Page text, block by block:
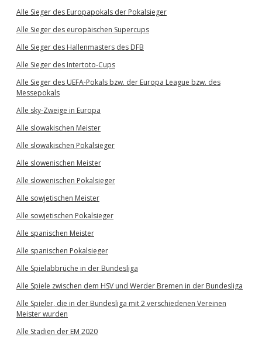
Alle Sieger des Europapokals der Pokalsieger
Alle Sieger des europäischen Supercups
Alle Sieger des Hallenmasters des DFB
Alle Sieger des Intertoto-Cups
Alle Sieger des UEFA-Pokals bzw. der Europa League bzw. des
Messepokals
Alle sky-Zweige in Europa
Alle slowakischen Meister
Alle slowakischen Pokalsieger
Alle slowenischen Meister
Alle slowenischen Pokalsieger
Alle sowjetischen Meister
Alle sowjetischen Pokalsieger
Alle spanischen Meister
Alle spanischen Pokalsieger
Alle Spielabbrüche in der Bundesliga
Alle Spiele zwischen dem HSV und Werder Bremen in der Bundesliga
Alle Spieler, die in der Bundesliga mit 2 verschiedenen Vereinen
Meister wurden
Alle Stadien der EM 2020